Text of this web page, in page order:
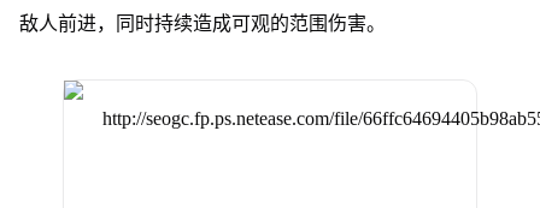
敌人前进，同时持续造成可观的范围伤害。